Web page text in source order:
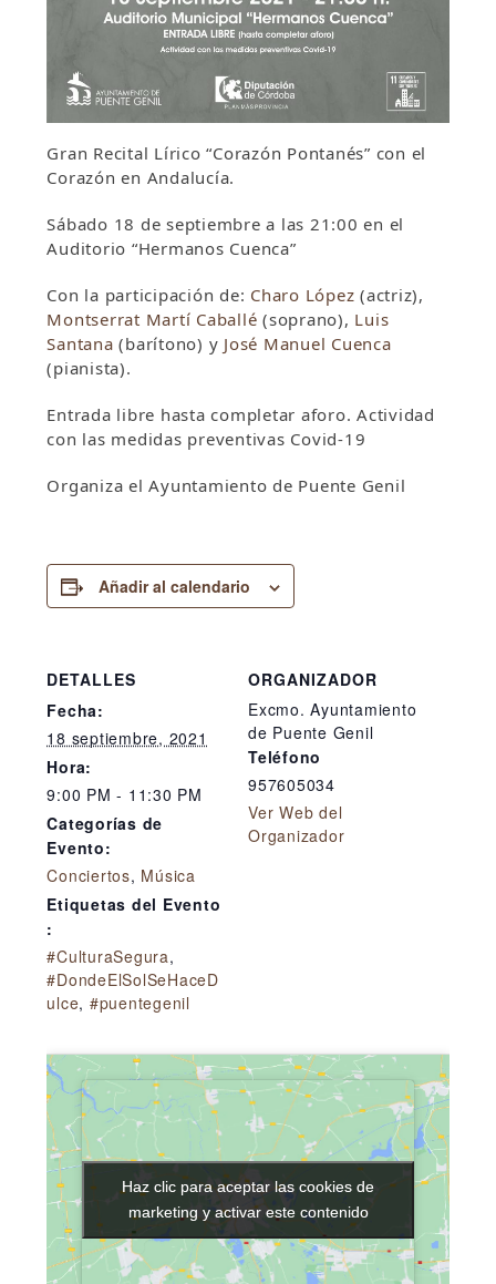
Gran Recital Lírico “Corazón Pontanés” con el
Corazón en Andalucía.
Sábado 18 de septiembre a las 21:00 en el
Auditorio “Hermanos Cuenca”
Con la participación de: Charo López (actriz),
Montserrat Martí Caballé (soprano), Luis
Santana (barítono) y José Manuel Cuenca
(pianista).
Entrada libre hasta completar aforo. Actividad
con las medidas preventivas Covid-19
Organiza el Ayuntamiento de Puente Genil
Añadir al calendario
DETALLES
Fecha:
18 septiembre, 2021
Hora:
9:00 PM - 11:30 PM
Categorías de
Evento:
Conciertos, Música
Etiquetas del Evento
:
#CulturaSegura,
#DondeElSolSeHaceD
ulce, #puentegenil
ORGANIZADOR
Excmo. Ayuntamiento
de Puente Genil
Teléfono
957605034
Ver Web del
Organizador
Haz clic para aceptar las cookies de
marketing y activar este contenido
Haz clic para aceptar las cookies de
marketing y activar este contenido